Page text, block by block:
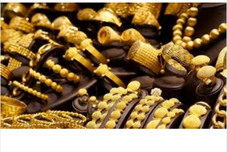
إلكترونيا